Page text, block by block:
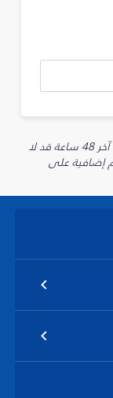
* تم الحصول على جميع الأسعار المعروضة خلال آخر 48 ساعة قد لا
إضافية على